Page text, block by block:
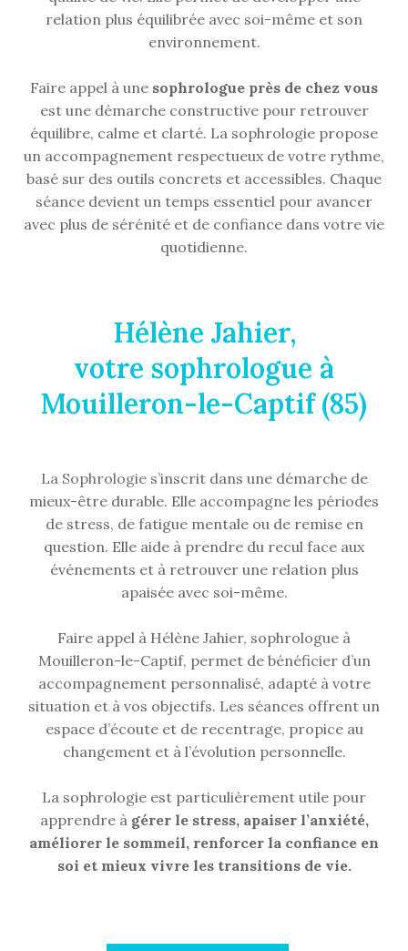
relation plus équilibrée avec soi-même et son
environnement.
Faire appel à une sophrologue près de chez vous
est une démarche constructive pour retrouver
équilibre, calme et clarté. La sophrologie propose
un accompagnement respectueux de votre rythme,
basé sur des outils concrets et accessibles. Chaque
séance devient un temps essentiel pour avancer
avec plus de sérénité et de confiance dans votre vie
quotidienne.
Hélène Jahier,
votre sophrologue à
Mouilleron-le-Captif (85)
La Sophrologie s’inscrit dans une démarche de
mieux-être durable. Elle accompagne les périodes
de stress, de fatigue mentale ou de remise en
question. Elle aide à prendre du recul face aux
événements et à retrouver une relation plus
apaisée avec soi-même.
Faire appel à Hélène Jahier, sophrologue à
Mouilleron-le-Captif, permet de bénéficier d’un
accompagnement personnalisé, adapté à votre
situation et à vos objectifs. Les séances offrent un
espace d’écoute et de recentrage, propice au
changement et à l’évolution personnelle.
La sophrologie est particulièrement utile pour
apprendre à gérer le stress, apaiser l’anxiété,
améliorer le sommeil, renforcer la confiance en
soi et mieux vivre les transitions de vie.